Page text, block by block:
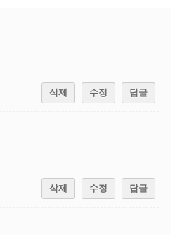
삭제 수정 답글
삭제 수정 답글